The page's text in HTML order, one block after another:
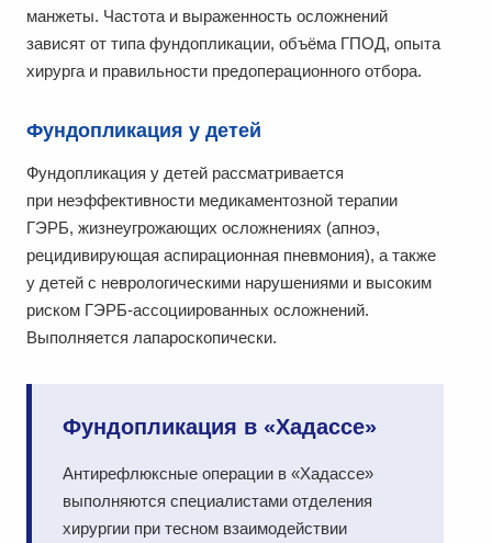
манжеты. Частота и выраженность осложнений
зависят от типа фундопликации, объёма ГПОД, опыта
хирурга и правильности предоперационного отбора.
Фундопликация у детей
Фундопликация у детей рассматривается
при неэффективности медикаментозной терапии
ГЭРБ, жизнеугрожающих осложнениях (апноэ,
рецидивирующая аспирационная пневмония), а также
у детей с неврологическими нарушениями и высоким
риском ГЭРБ-ассоциированных осложнений.
Выполняется лапароскопически.
Фундопликация в «Хадассе»
Антирефлюксные операции в «Хадассе»
выполняются специалистами отделения
хирургии при тесном взаимодействии